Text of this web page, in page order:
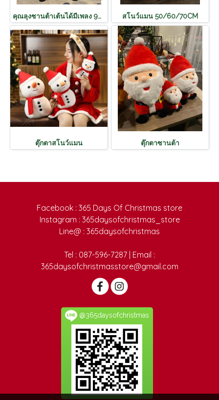
คุณลุงซานต้าเต้นได้มีเพลง 90cm สโนว์แมน 50/60/70CM
ตุ๊กตาสโนว์แมน ตุ๊กตาซานต้า
Facebook : 365 Days Of Christmas store
Instagram : 365daysofchristmas_store
Line@ : 365daysofchristmas
Tel : 087-596-7287 | Email :
365daysofchristmasstore@gmail.com
@365daysofchristmas